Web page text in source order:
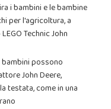
i bambini e le bambine
per l'agricoltura, a
Technic John
possono
John Deere,
testata, come in una